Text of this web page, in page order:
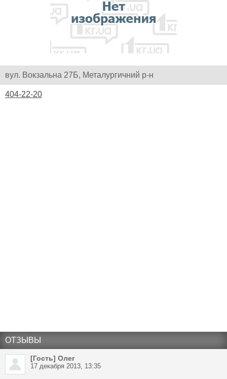
вул. Вокзальна 27Б, Металургичний р-н
404-22-20
ОТЗЫВЫ
[Гость] Олег
17 декабря 2013, 13:35